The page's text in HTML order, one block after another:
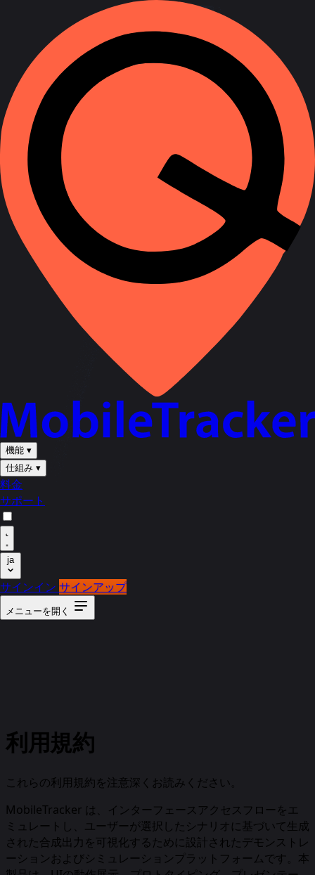
機能 ▾
仕組み ▾
料金
サポート
ja
サインイン サインアップ
メニューを開く
利用規約
これらの利用規約を注意深くお読みください。
MobileTracker は、インターフェースアクセスフローをエ
ミュレートし、ユーザーが選択したシナリオに基づいて生成
された合成出力を可視化するために設計されたデモンストレ
ーションおよびシミュレーションプラットフォームです。本